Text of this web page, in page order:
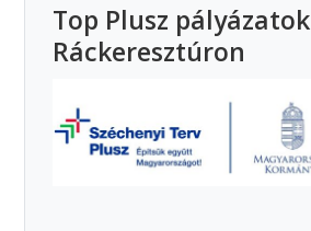
Top Plusz pályázatok
Ráckeresztúron